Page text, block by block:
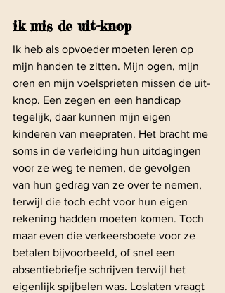
ik mis de uit-knop
Ik heb als opvoeder moeten leren op
mijn handen te zitten. Mijn ogen, mijn
oren en mijn voelsprieten missen de uit-
knop. Een zegen en een handicap
tegelijk, daar kunnen mijn eigen
kinderen van meepraten. Het bracht me
soms in de verleiding hun uitdagingen
voor ze weg te nemen, de gevolgen
van hun gedrag van ze over te nemen,
terwijl die toch echt voor hun eigen
rekening hadden moeten komen. Toch
maar even die verkeersboete voor ze
betalen bijvoorbeeld, of snel een
absentiebriefje schrijven terwijl het
eigenlijk spijbelen was. Loslaten vraagt